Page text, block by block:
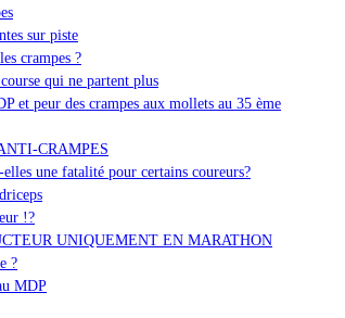
sur piste
crampes ?
qui ne partent plus
et peur des crampes aux mollets au 35 ème
CRAMPES
elles une fatalité pour certains coureurs?
!?
UNIQUEMENT EN MARATHON
?
MDP